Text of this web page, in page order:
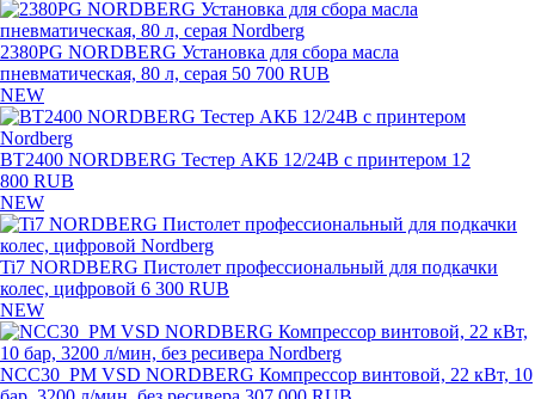
2380PG NORDBERG Установка для сбора масла
пневматическая, 80 л, серая 50 700 RUB
NEW
BT2400 NORDBERG Тестер АКБ 12/24В с принтером 12
800 RUB
NEW
Ti7 NORDBERG Пистолет профессиональный для подкачки
колес, цифровой 6 300 RUB
NEW
NCC30_PM VSD NORDBERG Компрессор винтовой, 22 кВт, 10